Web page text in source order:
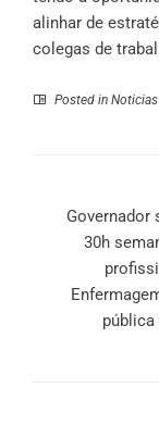
alinhar de
colegas de
Posted in Noticias
Governador
30h
pública